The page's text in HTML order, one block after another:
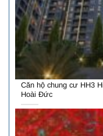
Căn hộ chung cư HH3
Hoài Đức